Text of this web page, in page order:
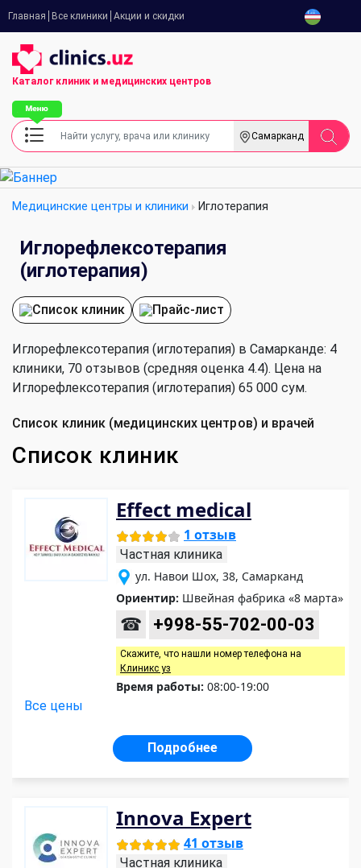
Главная Все клиники Акции и скидки
Каталог клиник и медицинских центров
Самарканд
Медицинские центры и клиники Иглотерапия
Иглорефлексотерапия
(иглотерапия)
Список клиник Прайс-лист
Иглорефлексотерапия (иглотерапия) в Самарканде: 4
клиники, 70 отзывов (средняя оценка 4.4). Цена на
Иглорефлексотерапия (иглотерапия) 65 000 сум.
Список клиник (медицинских центров) и врачей
Список клиник
Effect medical
1 отзыв
Частная клиника
ул. Навои Шох, 38, Самарканд
Ориентир: Швейная фабрика «8 марта»
☎ +998-55-702-00-03
Скажите, что нашли номер телефона на
Клиникс уз
Время работы: 08:00-19:00
Все цены
Подробнее
Innova Expert
41 отзыв
Частная клиника